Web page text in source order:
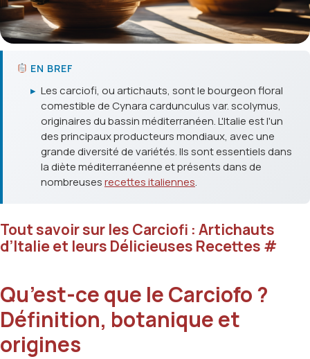
EN BREF
▸ Les carciofi, ou artichauts, sont le bourgeon floral
comestible de Cynara cardunculus var. scolymus,
originaires du bassin méditerranéen. L'Italie est l'un
des principaux producteurs mondiaux, avec une
grande diversité de variétés. Ils sont essentiels dans
la diète méditerranéenne et présents dans de
nombreusesrecettes italiennes.
Tout savoir sur les Carciofi : Artichauts
d’Italie et leurs Délicieuses Recettes #
Qu’est-ce que le Carciofo ?
Définition, botanique et
origines